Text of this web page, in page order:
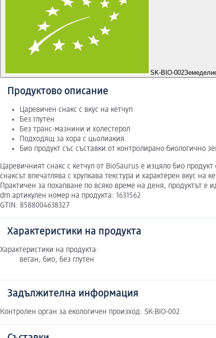
SK-BIO-002
Продуктово описание
Царевичен снакс с вкус на кетчуп
Без глутен
Без транс-мазнини и холестерол
Подходящ за хора с цьолиакия
Био продукт със съставки от контролирано биологично
Царевичният снакс с кетчуп от BioSaurus е изцяло био
снаксът впечатлява с хрупкава текстура и характерен вкус
Практичен за похапване по всяко време на деня, продуктът е
dm артикулен номер на продукта: 1631562
GTIN: 8588004638327
Характеристики на продукта
Характеристики на продукта:
веган, био, без глутен
Задължителна информация
Контролен орган за екологичен произход: SK-BIO-002